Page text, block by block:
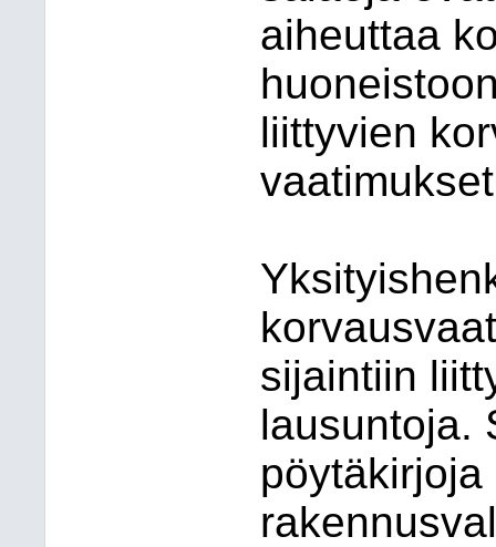
aiheuttaa
liittyvien
sijaintiin
lausuntoja.